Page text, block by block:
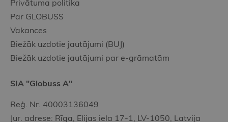
Privātuma politika
Par GLOBUSS
Vakances
Biežāk uzdotie jautājumi (BUJ)
Biežāk uzdotie jautājumi par e-grāmatām
SIA "Globuss A"
Reģ. Nr. 40003136049
Jur. adrese: Rīga, Elijas iela 17-1, LV-1050, Latvija